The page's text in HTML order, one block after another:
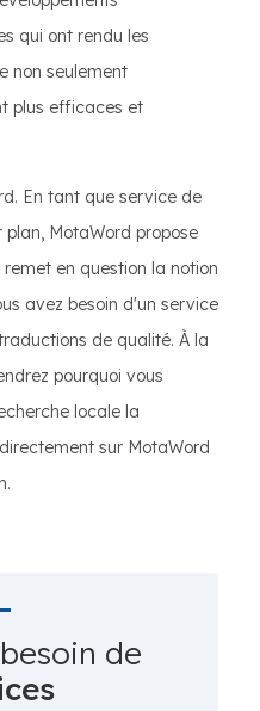
qui ont rendu les
non seulement
plus efficaces et
En tant que service de
MotaWord propose
en question la notion
avez besoin d'un service
de qualité. À la
pourquoi vous
locale la
sur MotaWord
de